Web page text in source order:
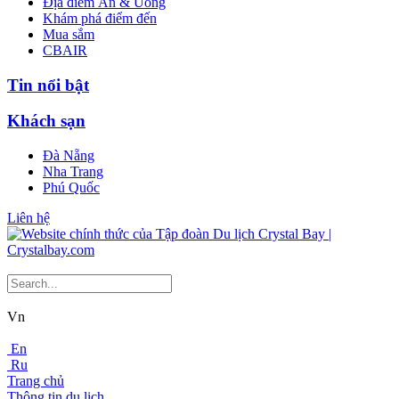
Khám phá điểm đến
Mua sắm
CBAIR
Tin nổi bật
Khách sạn
Đà Nẵng
Nha Trang
Phú Quốc
Liên hệ
Vn
En
Ru
Trang chủ